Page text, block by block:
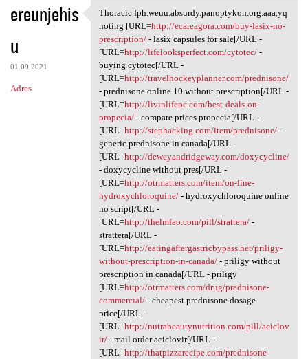
ereunjehis
u
01.09.2021
Adres
Thoracic fph.weuu.absurdy
Thoracic fph.weuu.absurdy.panoptykon.org.aaa.yq
noting [URL=http://ecareagora.com/buy-lasix-no-
prescription/- lasix capsules for sale[/URL -
[URL=http://lifelooksperfect.com/cytotec/-
buying cytotec[/URL -
[URL=http://travelhockeyplanner.com/prednisone/
- prednisone online 10 without prescription[/URL -
[URL=http://livinlifepc.com/best-deals-on-
propecia/- compare prices propecia[/URL -
[URL=http://stephacking.com/item/prednisone/-
generic prednisone in canada[/URL -
[URL=http://deweyandridgeway.com/doxycycline/
- doxycycline without pres[/URL -
[URL=http://otrmatters.com/item/on-line-
hydroxychloroquine/- hydroxychloroquine online
no script[/URL -
[URL=http://thelmfao.com/pill/strattera/-
strattera[/URL -
[URL=http://eatingaftergastricbypass.net/priligy-
without-prescription-in-canada/- priligy without
prescription in canada[/URL - priligy
[URL=http://otrmatters.com/drug/prednisone-
commercial/- cheapest prednisone dosage
price[/URL -
[URL=http://nutrabeautynutrition.com/pill/aciclov
ir/- mail order aciclovir[/URL -
[URL=http://thatpizzarecipe.com/prednisone-